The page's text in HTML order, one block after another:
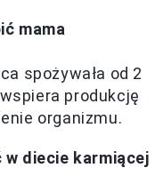
mama
spożywała od 2
produkcję
organizmu.
diecie karmiącej